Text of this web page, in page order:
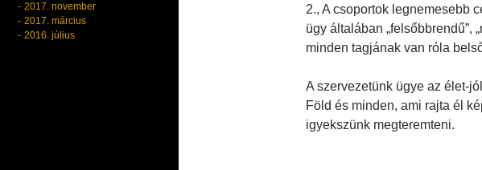
2., A csoportok legnemesebb
ügy általában „felsőbbrendű”,
minden tagjának van róla
A szervezetünk ügye az élet-
Föld és minden, ami rajta él
igyekszünk megteremteni.
2017. november
2017. március
2016. július